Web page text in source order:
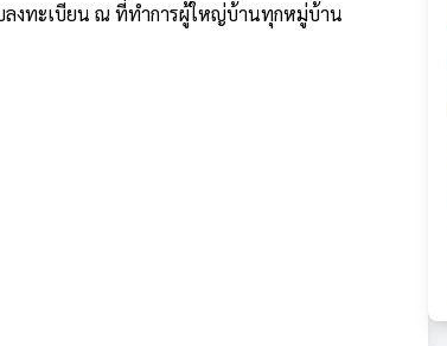
ลงทะเบียน ณ ที่ทำการผู้ใหญ่บ้านทุกหมู่บ้าน